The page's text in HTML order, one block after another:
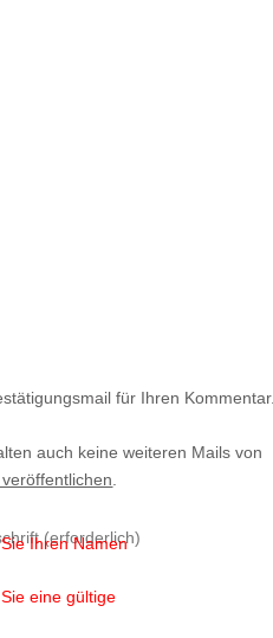
für Ihren Kommentar.
auch keine weiteren Mails von
Ihren Namen
eine gültige